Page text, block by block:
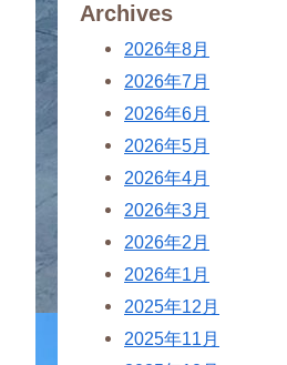
Archives
2026年8月
2026年7月
2026年6月
2026年5月
2026年4月
2026年3月
2026年2月
2026年1月
2025年12月
2025年11月